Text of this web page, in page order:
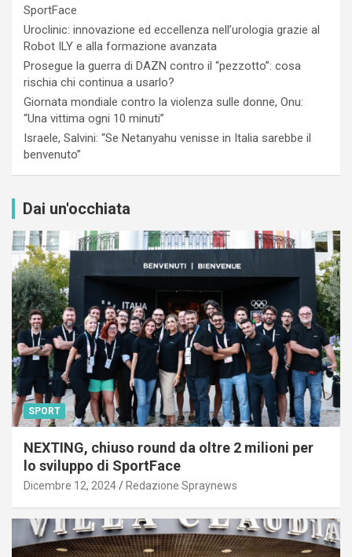
SportFace
Uroclinic: innovazione ed eccellenza nell’urologia grazie al
Robot ILY e alla formazione avanzata
Prosegue la guerra di DAZN contro il “pezzotto”: cosa
rischia chi continua a usarlo?
Giornata mondiale contro la violenza sulle donne, Onu:
“Una vittima ogni 10 minuti”
Israele, Salvini: “Se Netanyahu venisse in Italia sarebbe il
benvenuto”
Dai un'occhiata
SPORT
NEXTING, chiuso round da oltre 2 milioni per
lo sviluppo di SportFace
Dicembre 12, 2024 Redazione Spraynews